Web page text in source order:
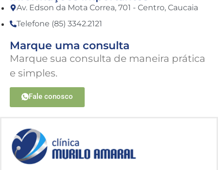
Av. Edson da Mota Correa, 701 - Centro, Caucaia
Telefone (85) 3342.2121
Marque uma consulta
Marque sua consulta de maneira prática
e simples.
Fale conosco